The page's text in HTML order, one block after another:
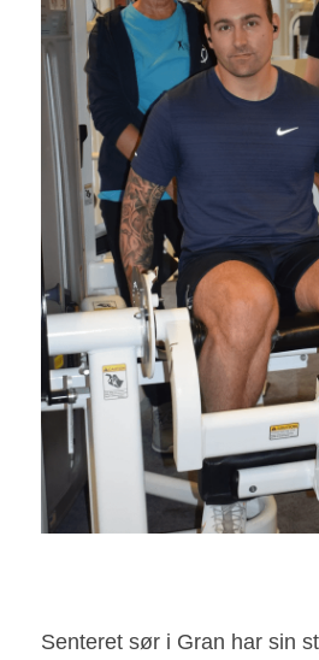
Senteret sør i Gran har sin